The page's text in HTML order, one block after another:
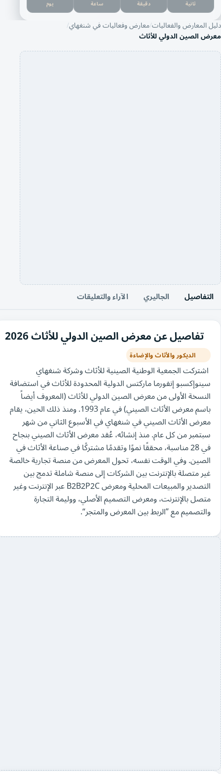
يوم ساعة دقيقة ثانية
المعارض والفعاليات معارض وفعاليات في شنغهاي
الصين الدولي للأثاث
التفاصيل الجاليري الآراء والتعليقات
تفاصيل عن معرض الصين الدولي للأثاث 2026
الديكور والأثاث والإضاءة
اشتركت الجمعية الوطنية الصينية للأثاث وشركة شنغهاي
سينوإكسبو إنفورما ماركتس الدولية المحدودة للأثاث في استضافة
النسخة الأولى من معرض الصين الدولي للأثاث (المعروف أيضاً
باسم معرض الأثاث الصيني) في عام 1993. ومنذ ذلك الحين، يقام
معرض الأثاث الصيني في شنغهاي في الأسبوع الثاني من شهر
سبتمبر من كل عام. منذ إنشائه، عُقد معرض الأثاث الصيني بنجاح
في 28 مناسبة، محققًا نموًا وتقدمًا مشتركًا في صناعة الأثاث في
الصين. وفي الوقت نفسه، تحول المعرض من منصة تجارية خالصة
غير متصلة بالإنترنت بين الشركات إلى منصة شاملة تدمج بين
التصدير والمبيعات المحلية ومعرض B2B2P2C عبر الإنترنت وغير
متصل بالإنترنت، ومعرض التصميم الأصلي، ووليمة التجارة
والتصميم مع ”الربط بين المعرض والمتجر“.